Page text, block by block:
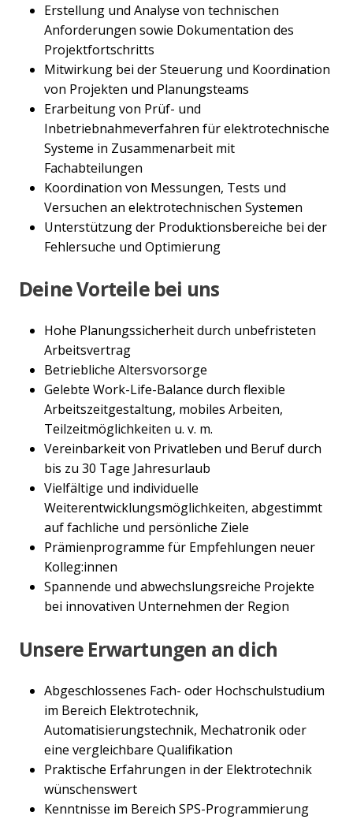
Erstellung und Analyse von technischen
Anforderungen sowie Dokumentation des
Projektfortschritts
Mitwirkung bei der Steuerung und Koordination
von Projekten und Planungsteams
Erarbeitung von Prüf- und
Inbetriebnahmeverfahren für elektrotechnische
Systeme in Zusammenarbeit mit
Fachabteilungen
Koordination von Messungen, Tests und
Versuchen an elektrotechnischen Systemen
Unterstützung der Produktionsbereiche bei der
Fehlersuche und Optimierung
Deine Vorteile bei uns
Hohe Planungssicherheit durch unbefristeten
Arbeitsvertrag
Betriebliche Altersvorsorge
Gelebte Work-Life-Balance durch flexible
Arbeitszeitgestaltung, mobiles Arbeiten,
Teilzeitmöglichkeiten u. v. m.
Vereinbarkeit von Privatleben und Beruf durch
bis zu 30 Tage Jahresurlaub
Vielfältige und individuelle
Weiterentwicklungsmöglichkeiten, abgestimmt
auf fachliche und persönliche Ziele
Prämienprogramme für Empfehlungen neuer
Kolleg:innen
Spannende und abwechslungsreiche Projekte
bei innovativen Unternehmen der Region
Unsere Erwartungen an dich
Abgeschlossenes Fach- oder Hochschulstudium
im Bereich Elektrotechnik,
Automatisierungstechnik, Mechatronik oder
eine vergleichbare Qualifikation
Praktische Erfahrungen in der Elektrotechnik
wünschenswert
Kenntnisse im Bereich SPS-Programmierung